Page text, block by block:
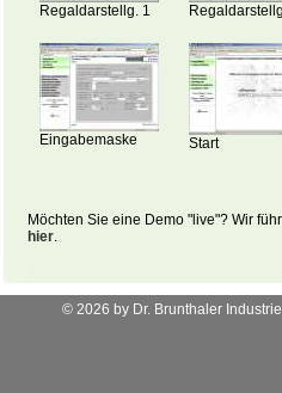
Regaldarstellg. 1
Eingabemaske Start
Möchten Sie eine Demo "live"? Wir
hier.
© 2026 by Dr. Brunthaler